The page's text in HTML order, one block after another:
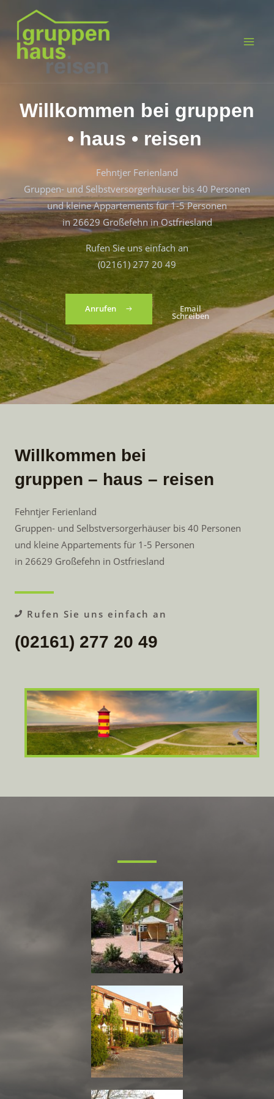
Willkommen bei gruppen
• haus • reisen
Fehntjer Ferienland
Gruppen- und Selbstversorgerhäuser bis 40 Personen
und kleine Appartements für 1-5 Personen
in 26629 Großefehn in Ostfriesland
Rufen Sie uns einfach an
(02161) 277 20 49
Anrufen Email
Schreiben
Willkommen bei
gruppen – haus – reisen
Fehntjer Ferienland
Gruppen- und Selbstversorgerhäuser bis 40 Personen
und kleine Appartements für 1-5 Personen
in 26629 Großefehn in Ostfriesland
Rufen Sie uns einfach an
(02161) 277 20 49